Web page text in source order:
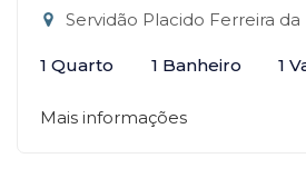
Servidão Placido Ferreira da Rocha -
1 Quarto 1 Banheiro 1
Mais informações